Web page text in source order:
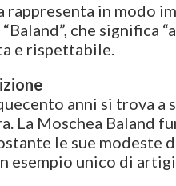
rappresenta in
che significa
e rispettabile.
anni si trova
La Moschea Baland
le sue modeste
esempio unico di